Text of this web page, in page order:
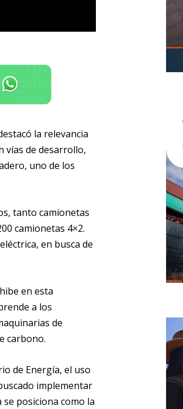
la relevancia
vías de desarrollo,
uno de los
tanto camionetas
camionetas 4×2.
en busca de
en esta
a los
de
carbono.
de Energía, el uso
implementar
posiciona como la